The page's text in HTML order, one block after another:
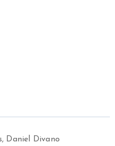
Daniel Divano